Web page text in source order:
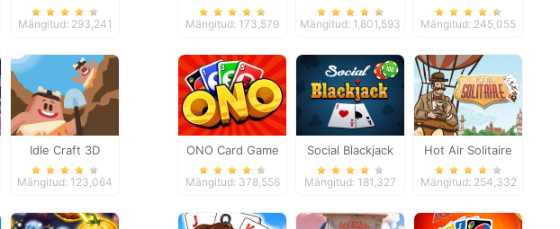
Space
Mängitud: 293,241
Idle Craft 3D
Mängitud: 123,064
Tour
Mängitud: 173,579
Dimensions
Mängitud: 1,801,593 Mängitud: 245,055
ONO Card Game
Mängitud: 378,556
Social Blackjack
Mängitud: 181,327
Hot Air Solitaire
Mängitud: 254,332